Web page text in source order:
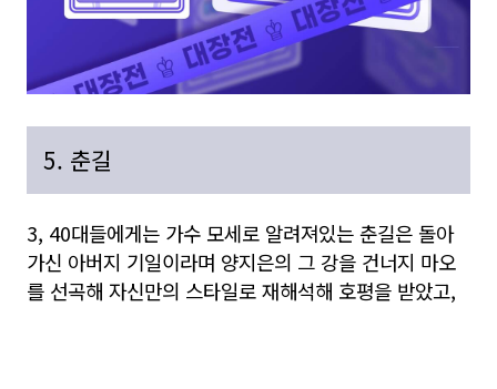
5. 춘길
3, 40대들에게는 가수 모세로 알려져있는 춘길은 돌아
가신 아버지 기일이라며 양지은의 그 강을 건너지 마오
를 선곡해 자신만의 스타일로 재해석해 호평을 받았고,